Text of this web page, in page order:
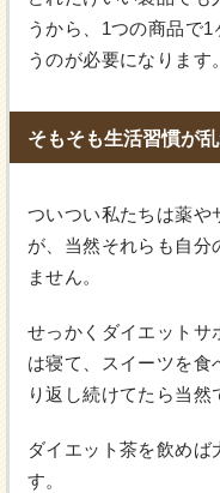
うから、1つの商品で
うのが必要になります。
そもそも生活習慣が
ついつい私たちは薬や
が、当然それらも自分
ません。
せっかくダイエットサ
は寝て、スイーツを食
り返し続けてたら当然
ダイエット茶を飲め
す。